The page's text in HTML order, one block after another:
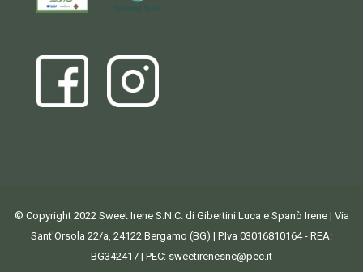
© Copyright 2022 Sweet Irene S.N.C. di Gibertini Luca e Spanò Irene | Via
Sant'Orsola 22/a, 24122 Bergamo (BG) | P.Iva 03016810164 - REA:
BG342417 | PEC: sweetirenesnc@pec.it